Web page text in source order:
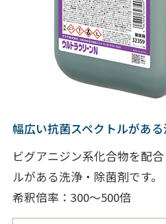
幅広い抗菌スペクトルがあ
ビグアニジン系化合物を配
ルがある洗浄・除菌剤です。
希釈倍率：300～500倍